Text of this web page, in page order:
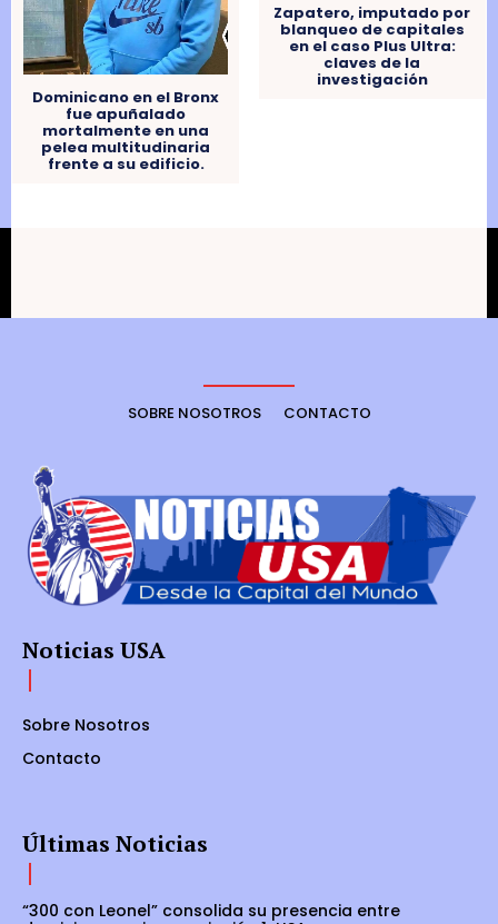
Dominicano en el Bronx
fue apuñalado
mortalmente en una
pelea multitudinaria
frente a su edificio.
Zapatero, imputado por
blanqueo de capitales
en el caso Plus Ultra:
claves de la
investigación
SOBRE NOSOTROS CONTACTO
Noticias USA
Sobre Nosotros
Contacto
Últimas Noticias
“300 con Leonel” consolida su presencia entre